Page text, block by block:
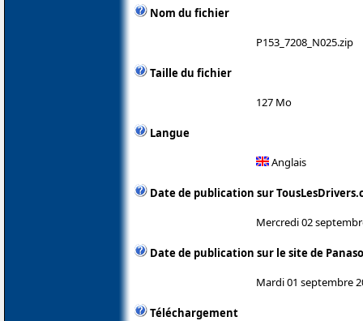
Nom du fichier
P153_7208_N025.zip
Taille du fichier
127 Mo
Langue
Anglais
Date de publication sur
Mercredi 02
Date de publication sur le site de
Mardi 01 septembre
Téléchargement